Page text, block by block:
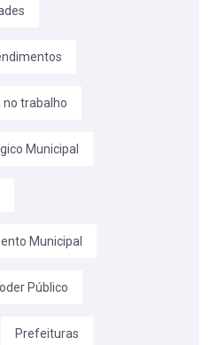
trabalho
Municipal
Municipal
Público
Prefeituras